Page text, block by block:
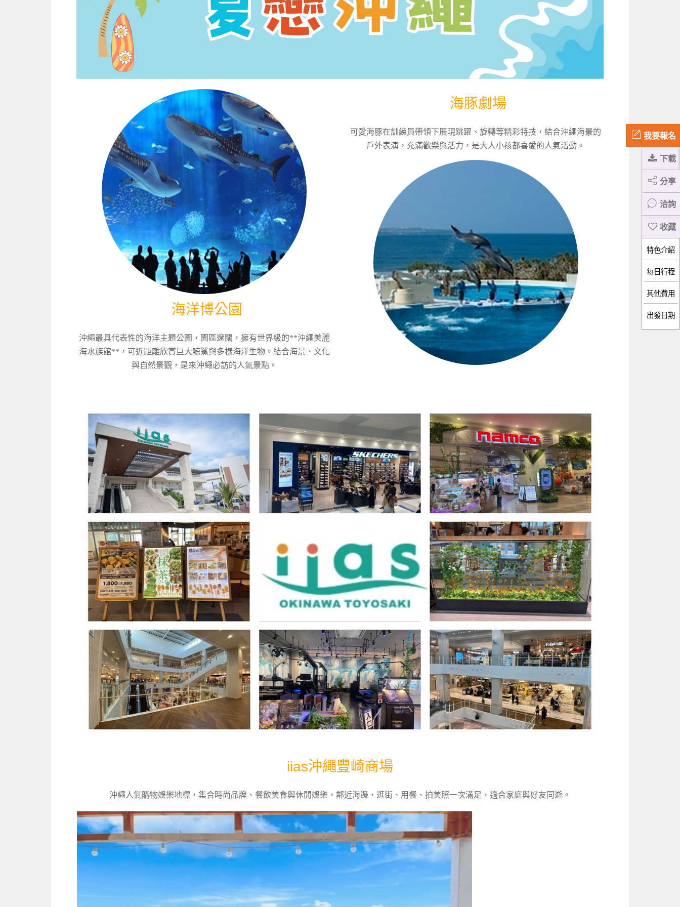
我要報名
下載
分享
洽詢
特色介紹
每日行程
出發日期
海洋博公園
沖繩最具代表性的海洋主題公園，園區遼闊，擁有世界級的**沖繩美麗
海水族館**，可近距離欣賞巨大鯨鯊與多樣海洋生物。結合海景、文化
與自然景觀，是來沖繩必訪的人氣景點。
海豚劇場
可愛海豚在訓練員帶領下展現跳躍、旋轉等精彩特技，結合沖繩海景的
戶外表演，充滿歡樂與活力，是大人小孩都喜愛的人氣活動。
iias沖繩豐崎商場
沖繩人氣購物娛樂地標，集合時尚品牌、餐飲美食與休閒娛樂，鄰近海邊，逛街、用餐、拍美照一次滿足，適合家庭與好友同遊。